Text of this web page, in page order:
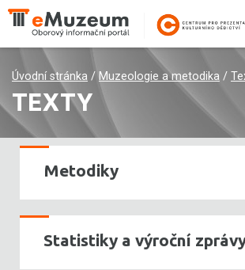
Úvodní stránka / Muzeologie a metodika /
TEXTY
Metodiky
Statistiky a výroční